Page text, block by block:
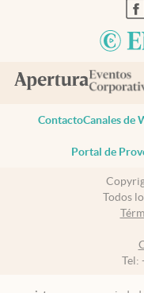
ContactoCanales de
Portal de
Todos
Tel: